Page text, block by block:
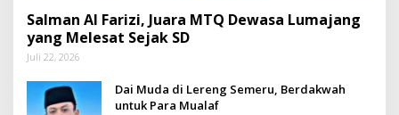
Salman Al Farizi, Juara MTQ Dewasa Lumajang
yang Melesat Sejak SD
Juli 22, 2026
Dai Muda di Lereng Semeru, Berdakwah
untuk Para Mualaf